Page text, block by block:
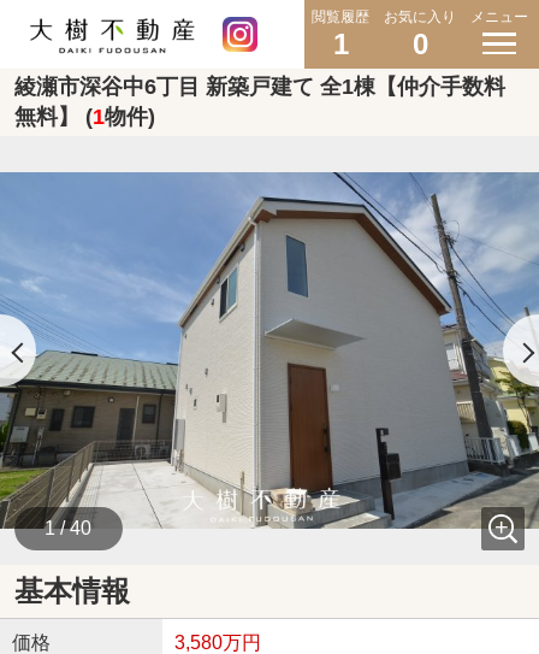
閲覧履歴
1
お気に入り
0
メニュー
綾瀬市深谷中6丁目 新築戸建て 全1棟【仲介手数料
無料】 (1物件)
1 / 40
基本情報
価格 3,580万円